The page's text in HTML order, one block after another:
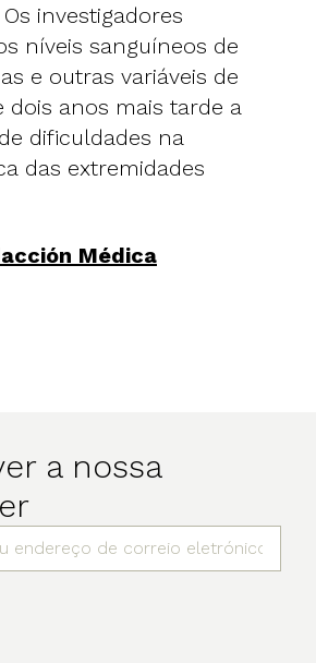
investigadores
níveis sanguíneos de
e outras variáveis de
dois anos mais tarde a
dificuldades na
das extremidades
Médica
a nossa